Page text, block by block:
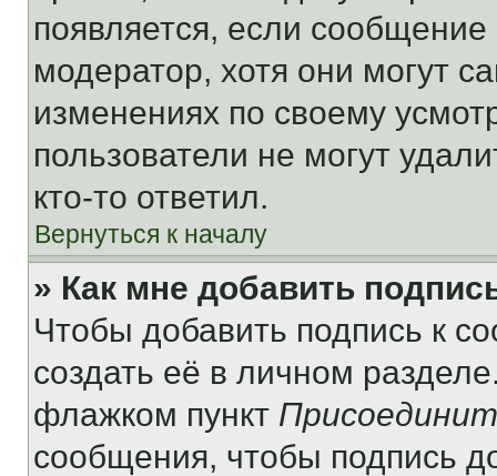
появляется, если
модератор, хотя они могут
изменениях по своему
пользователи не могут
кто-то ответил.
Вернуться к началу
» Как мне добавить
Чтобы добавить подпись к
создать её в личном
флажком пункт
сообщения, чтобы подпись